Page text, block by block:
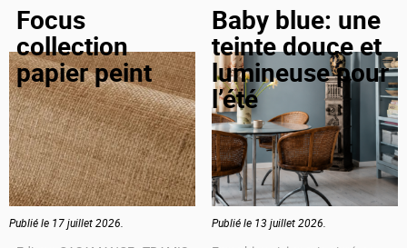
Publié le 17 juillet 2026.
Focus
collection
papier peint
Publié le 13 juillet 2026.
Baby blue: une
teinte douce et
lumineuse pour
l’été